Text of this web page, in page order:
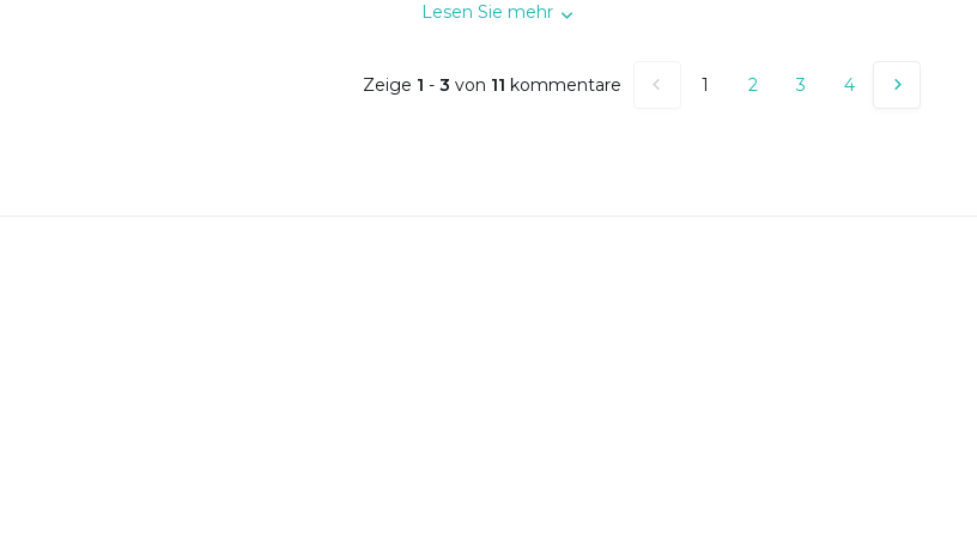
Lesen Sie mehr
Zeige 1 - 3 von 11 kommentare 1 2 3 4